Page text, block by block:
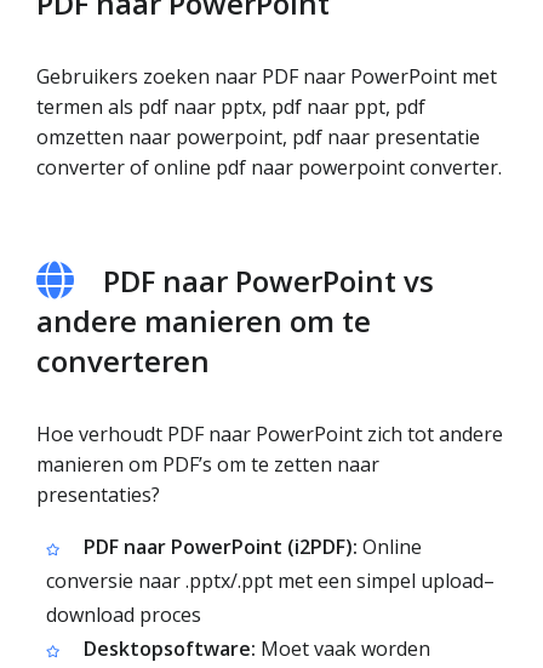
Gebruikers zoeken naar PDF naar PowerPoint met
termen als pdf naar pptx, pdf naar ppt, pdf
omzetten naar powerpoint, pdf naar presentatie
converter of online pdf naar powerpoint converter.
PDF naar PowerPoint vs
andere manieren om te
converteren
Hoe verhoudt PDF naar PowerPoint zich tot andere
manieren om PDF’s om te zetten naar
presentaties?
PDF naar PowerPoint (i2PDF): Online
conversie naar .pptx/.ppt met een simpel upload–
download proces
Desktopsoftware: Moet vaak worden